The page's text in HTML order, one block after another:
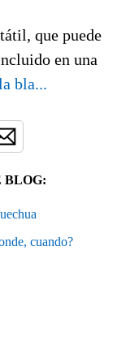
que puede
en una
bla...
BLOG:
cuando?